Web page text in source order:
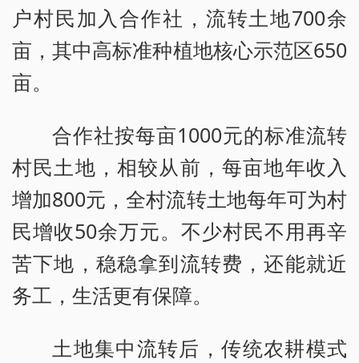
户村民加入合作社，流转土地700余
亩，其中高标准种植地核心示范区650
亩。
合作社按每亩1000元的标准流转
村民土地，相较从前，每亩地年收入
增加800元，全村流转土地每年可为村
民增收50余万元。不少村民不用再辛
苦下地，稳稳拿到流转费，还能就近
务工，生活更有保障。
土地集中流转后，传统农耕模式